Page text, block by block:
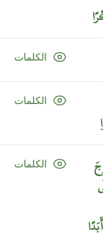
الكلمات
الكلمات
أَبَدًا
الكلمات